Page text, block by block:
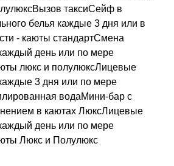
таксиСейф в
белья каждые 3 дня или в
- каюты стандартСмена
день или по мере
люкс и полулюксЛицевые
3 дня или по мере
водаМини-бар с
в каютах ЛюксЛицевые
день или по мере
Люкс и Полулюкс